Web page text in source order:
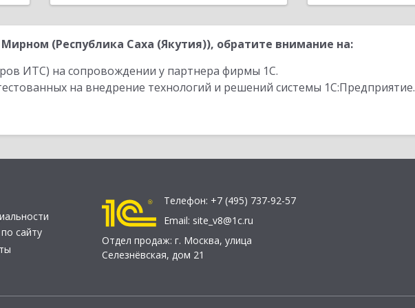
(Республика Саха (Якутия)), обратите внимание на:
ИТС) на сопровождении у партнера фирмы 1С.
на внедрение технологий и решений системы 1С:Предприятие.
сайту
Телефон: +7 (495) 737-92-57
Email: site_v8@1c.ru
Отдел продаж: г. Москва, улица
Селезнёвская, дом 21